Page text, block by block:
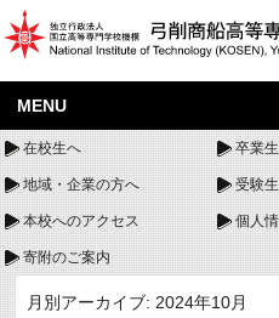
MENU
在校生へ 卒業
地域・企業の方へ 受験
本校へのアクセス 個人
寄附のご案内
月別アーカイブ: 2024年10月